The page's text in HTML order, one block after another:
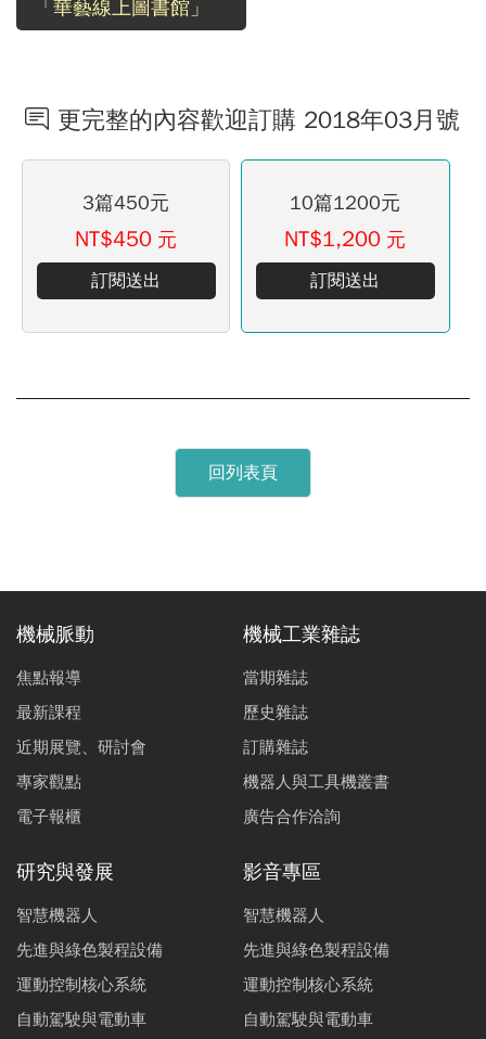
「華藝線上圖書館」
更完整的內容歡迎訂購 2018年03月號
3篇450元
NT$450 元
訂閱送出
10篇1200元
NT$1,200 元
訂閱送出
回列表頁
機械脈動
焦點報導
最新課程
近期展覽、研討會
專家觀點
電子報櫃
機械工業雜誌
當期雜誌
歷史雜誌
訂購雜誌
機器人與工具機叢書
廣告合作洽詢
研究與發展
智慧機器人
先進與綠色製程設備
運動控制核心系統
自動駕駛與電動車
影音專區
智慧機器人
先進與綠色製程設備
運動控制核心系統
自動駕駛與電動車